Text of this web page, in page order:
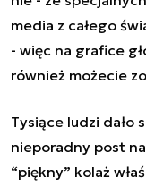
media z całego
- więc na grafice
również możecie
Tysiące ludzi dało
nieporadny post
“piękny” kolaż